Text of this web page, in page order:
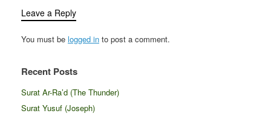
Leave a Reply
You must be logged in to post a comment.
Recent Posts
Surat Ar-Ra’d (The Thunder)
Surat Yusuf (Joseph)